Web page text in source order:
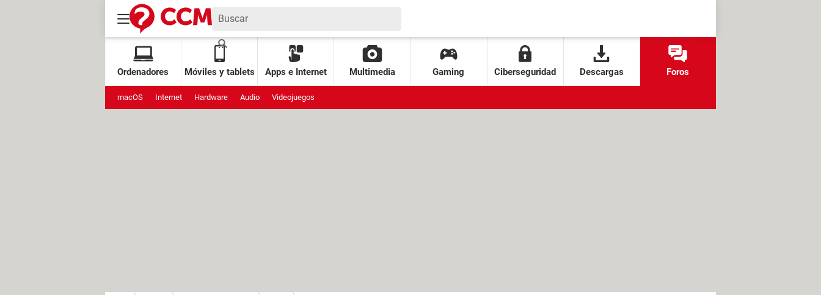
Ordenadores Móviles y tablets Apps e Internet Multimedia Gaming Ciberseguridad Descargas Foros
macOS Internet Hardware Audio Videojuegos